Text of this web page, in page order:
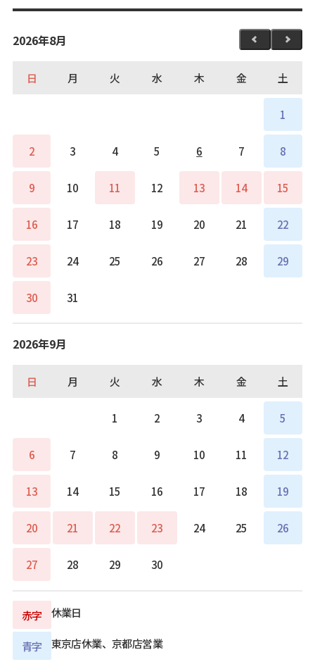
2026年8月
日 月 火 水 木 金 土
1
2 3 4 5 6 7 8
9 10 11 12 13 14 15
16 17 18 19 20 21 22
23 24 25 26 27 28 29
30 31
2026年9月
日 月 火 水 木 金 土
1 2 3 4 5
6 7 8 9 10 11 12
13 14 15 16 17 18 19
20 21 22 23 24 25 26
27 28 29 30
赤字 休業日
青字 東京店休業、京都店営業